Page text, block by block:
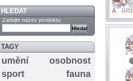
HLEDAT
Zadejte název produktu
TAGY
umění
osobnost
sport
fauna